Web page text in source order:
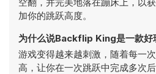
加你的跳跃高度。
为什么说Backflip King是一款好
游戏变得越来越刺激，随着每一
高，让你在一次跳跃中完成多次